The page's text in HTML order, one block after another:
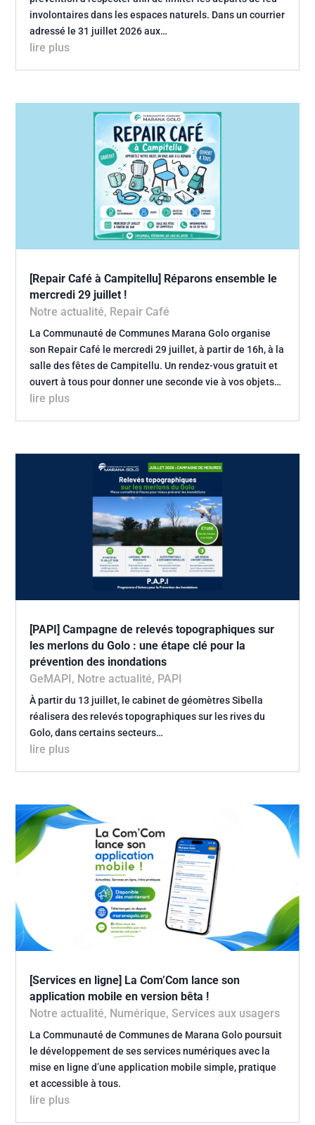
involontaires dans les espaces naturels. Dans un courrier
adressé le 31 juillet 2026 aux…
lire plus
[Repair Café à Campitellu] Réparons ensemble le
mercredi 29 juillet !
Notre actualité, Repair Café
La Communauté de Communes Marana Golo organise
son Repair Café le mercredi 29 juillet, à partir de 16h, à la
salle des fêtes de Campitellu. Un rendez-vous gratuit et
ouvert à tous pour donner une seconde vie à vos objets…
lire plus
[PAPI] Campagne de relevés topographiques sur
les merlons du Golo : une étape clé pour la
prévention des inondations
GeMAPI, Notre actualité, PAPI
À partir du 13 juillet, le cabinet de géomètres Sibella
réalisera des relevés topographiques sur les rives du
Golo, dans certains secteurs…
lire plus
[Services en ligne] La Com’Com lance son
application mobile en version bêta !
Notre actualité, Numérique,Services aux usagers
La Communauté de Communes de Marana Golo poursuit
le développement de ses services numériques avec la
mise en ligne d’une application mobile simple, pratique
et accessible à tous.
lire plus